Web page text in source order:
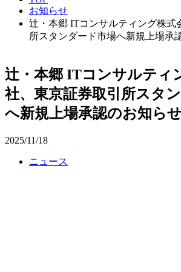
お知らせ
辻󠄀・本郷 ITコンサルティング株式
所スタンダード市場へ新規上場承
辻󠄀・本郷 ITコンサルティ
社、東京証券取引所スタ
へ新規上場承認のお知らせ
2025/11/18
ニュース